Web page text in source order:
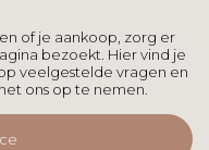
of je aankoop, zorg er
bezoekt. Hier vind je
veelgestelde vragen en
ons op te nemen.